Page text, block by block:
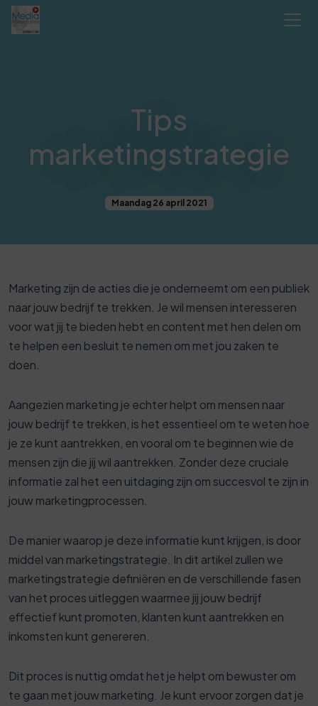
Tips
marketingstrategie
Maandag 26 april 2021
Marketing zijn de acties die je onderneemt om een ​​publiek
naar jouw bedrijf te trekken. Je wil mensen interesseren
voor wat jij te bieden hebt en content met hen delen om
te helpen een besluit te nemen om met jou zaken te
doen.
Aangezien marketing je echter helpt om mensen naar
jouw bedrijf te trekken, is het essentieel om te weten hoe
je ze kunt aantrekken, en vooral om te beginnen wie de
mensen zijn die jij wil aantrekken. Zonder deze cruciale
informatie zal het een uitdaging zijn om succesvol te zijn in
jouw marketingprocessen.
De manier waarop je deze informatie kunt krijgen, is door
middel van marketingstrategie. In dit artikel zullen we
marketingstrategie definiëren en de verschillende fasen
van het proces uitleggen waarmee jij jouw bedrijf
effectief kunt promoten, klanten kunt aantrekken en
inkomsten kunt genereren.
Dit proces is nuttig omdat het je helpt om bewuster om
te gaan met jouw marketing. Je kunt ervoor zorgen dat je